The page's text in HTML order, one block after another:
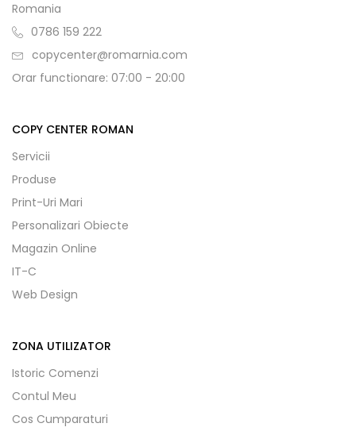
Romania
0786 159 222
copycenter@romarnia.com
Orar functionare: 07:00 - 20:00
COPY CENTER ROMAN
Servicii
Produse
Print-Uri Mari
Personalizari Obiecte
Magazin Online
IT-C
Web Design
ZONA UTILIZATOR
Istoric Comenzi
Contul Meu
Cos Cumparaturi